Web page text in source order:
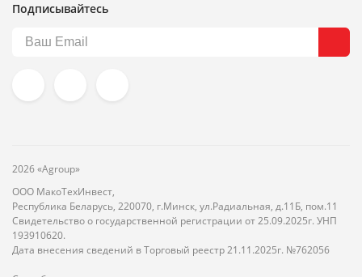
Подписывайтесь
2026 «Agroup»
ООО МакоТехИнвест,
Республика Беларусь, 220070, г.Минск, ул.Радиальная, д.11Б, пом.11
Свидетельство о государственной регистрации от 25.09.2025г. УНП
193910620.
Дата внесения сведений в Торговый реестр 21.11.2025г. №762056